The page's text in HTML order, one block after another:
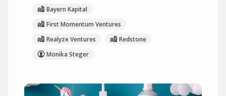
Bayern Kapital
First Momentum Ventures
Realyze Ventures
Redstone
Monika Steger